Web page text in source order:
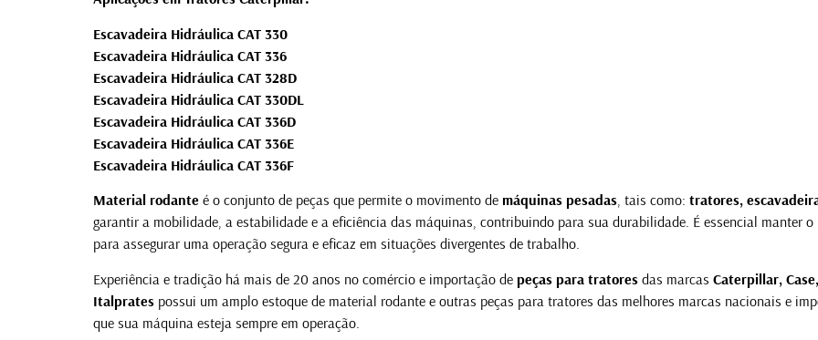
Escavadeira Hidráulica CAT 330
Escavadeira Hidráulica CAT 336
Escavadeira Hidráulica CAT 328D
Escavadeira Hidráulica CAT 330DL
Escavadeira Hidráulica CAT 336D
Escavadeira Hidráulica CAT 336E
Escavadeira Hidráulica CAT 336F
Material rodante é o conjunto de peças que permite o movimento de máquinas pesadas, tais como: tratores,
garantir a mobilidade, a estabilidade e a eficiência das máquinas, contribuindo para sua durabilidade. É essencial manter
para assegurar uma operação segura e eficaz em situações divergentes de trabalho.
Experiência e tradição há mais de 20 anos no comércio e importação de peças para tratores das marcas Caterpillar,
Italprates possui um amplo estoque de material rodante e outras peças para tratores das melhores marcas nacionais e
que sua máquina esteja sempre em operação.